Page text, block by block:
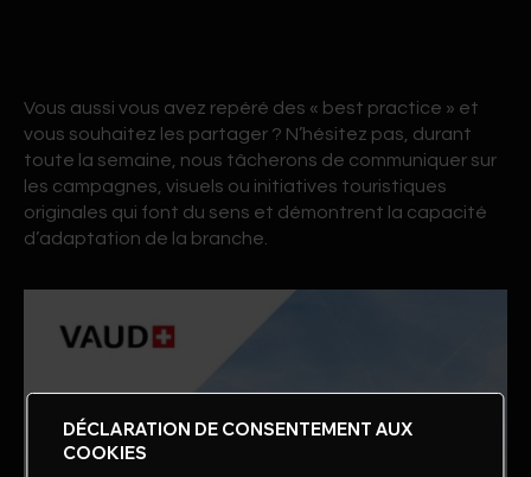
Vous aussi vous avez repéré des « best practice » et
vous souhaitez les partager ? N’hésitez pas, durant
toute la semaine, nous tâcherons de communiquer sur
les campagnes, visuels ou initiatives touristiques
originales qui font du sens et démontrent la capacité
d’adaptation de la branche.
DÉCLARATION DE CONSENTEMENT AUX
COOKIES